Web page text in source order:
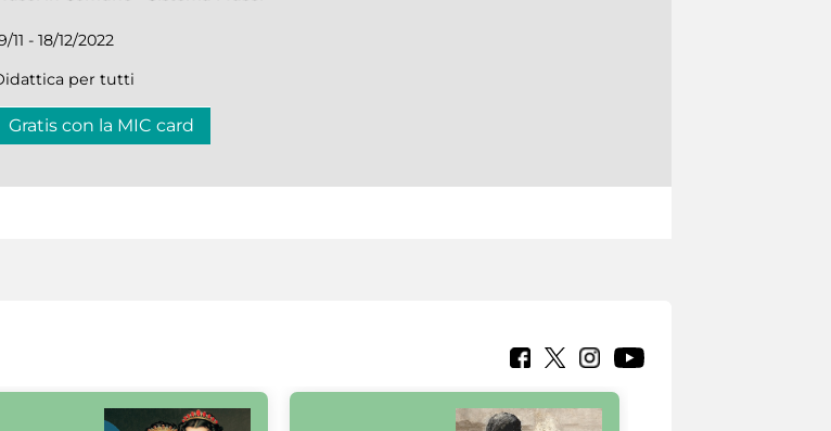
11 - 18/12/2022
per tutti
Gratis con la MIC card